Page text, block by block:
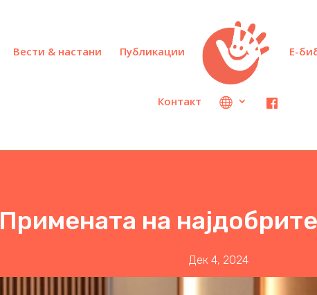
Вести & настани Публикации Е-
Контакт
Примената на
Дек 4, 2024